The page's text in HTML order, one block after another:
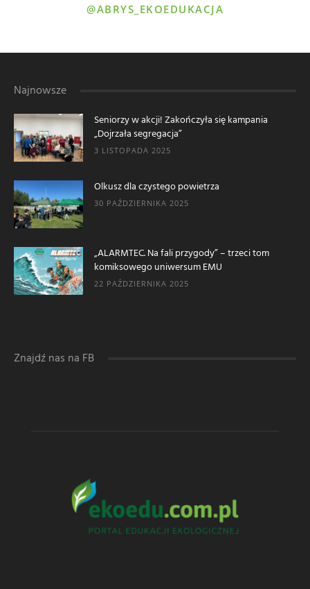
@ABRYS_EKOEDUKACJA
Najnowsze
Seniorzy w akcji! Zakończyła się kampania
„Dojrzała segregacja”
3 LISTOPADA 2025
Olkusz dla czystego powietrza
30 PAŹDZIERNIKA 2025
„ALARMTEC. Na fali przygody” – trzeci tom
komiksowego uniwersum EMU
22 PAŹDZIERNIKA 2025
Znajdź nas na FB